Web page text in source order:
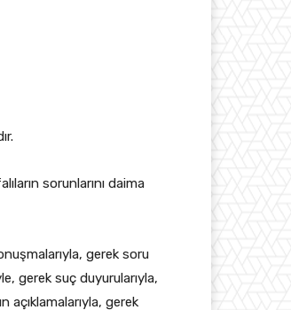
sorunlarını daima
gerek soru
gerek suç duyurularıyla,
açıklamalarıyla, gerek